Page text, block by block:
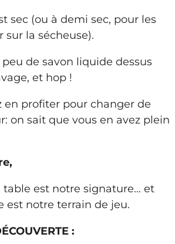
sec (ou à demi sec, pour les
sur la sécheuse).
de savon liquide dessus
et hop !
en profiter pour changer de
on sait que vous en avez plein
table est notre signature… et
est notre terrain de jeu.
: